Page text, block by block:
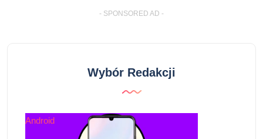
- SPONSORED AD -
Wybór Redakcji
Android